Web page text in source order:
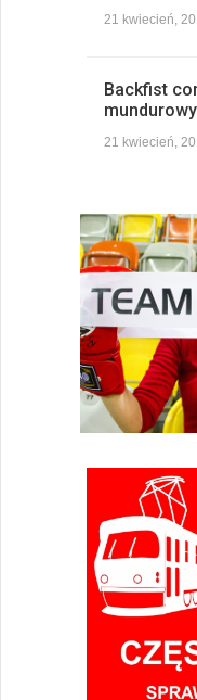
21 kwiecień,
Backfist
21 kwiecień,